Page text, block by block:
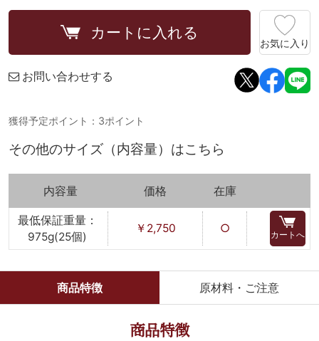
カートに入れる
お気に入り
お問い合わせする
獲得予定ポイント：3ポイント
その他のサイズ（内容量）はこちら
内容量 価格 在庫
最低保証重量：
975g(25個)
￥2,750 ○ カートへ
商品特徴 原材料・ご注意
商品特徴